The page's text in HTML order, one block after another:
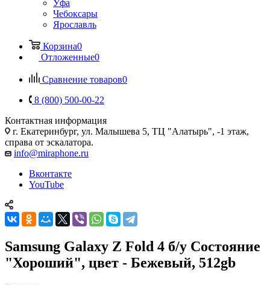
Уфа
Чебоксары
Ярославль
Корзина0
Отложенные0
Сравнение товаров0
8 (800) 500-00-22
Контактная информация
г. Екатеринбург, ул. Малышева 5, ТЦ "Алатырь", -1 этаж,
справа от эскалатора.
info@miraphone.ru
Вконтакте
YouTube
Samsung Galaxy Z Fold 4 б/у Состояние
"Хороший", цвет - Бежевый, 512gb